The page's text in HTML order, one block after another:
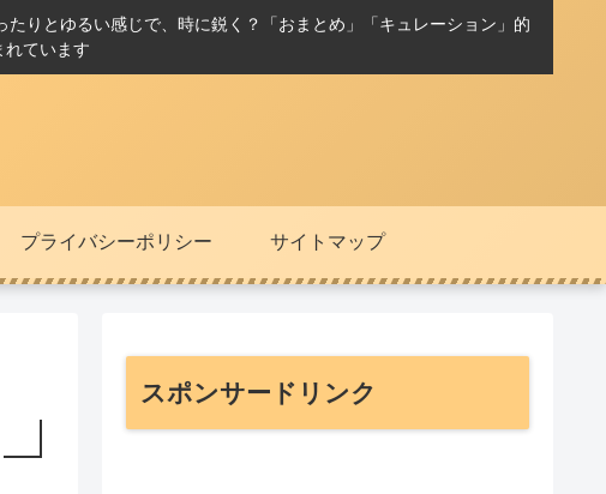
りとゆるい感じで、時に鋭く？「おまとめ」「キュレーション」的
ています
プライバシーポリシー サイトマップ
スポンサードリンク